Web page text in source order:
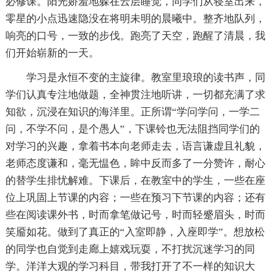
零星的小点迅速隐没在将明未明的晨曦中。整齐地队列，
响亮的口号，一致的步伐。跑亮了天空，跑醒了清晨，我
们开始崭新的一天。
学习是永恒不变的主旋律。教室里琅琅的读书声，同
学们认真专注地做题，全神贯注地听讲，一切都充满了求
知欲，沉浸在知识的海洋里。正所谓“学问学问，一学二
问，不学不问，是个愚人”，下课铃也无法阻挡同学们的
对学习的兴趣，拿着书本向老师走去，语言谦虚且礼貌，
老师态度谦和，毫无愠色，眸中反而多了一分赞许，耐心
的替学生排忧解难。下课后，在教室中的学生，一些在座
位上巩固上节课的内容；一些在预习下节课的内容；还有
些在阅读课外书，时而拿笔做记号，时而轻蹙眉头，时而
笑靥如花。做到了真正的“入室即静，入座即学”。想放松
的同学也自觉到走廊上嬉戏玩耍，不打扰沉迷学习的同
学。洋洋大观的学习科目，带我打开了不一样的知识大